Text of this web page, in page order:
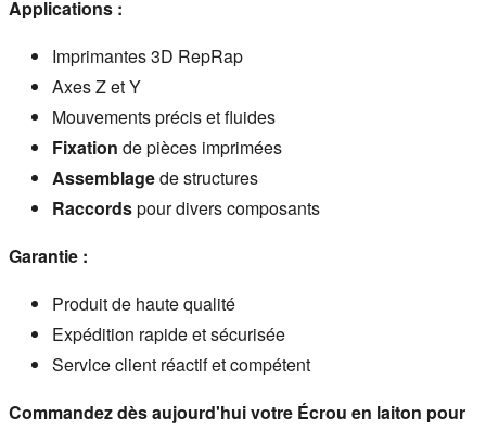
Applications :
Imprimantes 3D RepRap
Axes Z et Y
Mouvements précis et fluides
Fixation de pièces imprimées
Assemblagede structures
Raccordspour divers composants
Garantie :
Produit de haute qualité
Expédition rapide et sécurisée
Service client réactif et compétent
Commandez dès aujourd'hui votre Écrou en laiton pour